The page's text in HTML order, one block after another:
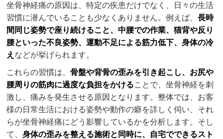
坐骨神経痛の原因は、特定の疾患だけでなく、日々の生活
習慣に潜んでいることも少なくありません。例えば、長時
間同じ姿勢で座り続けること、中腰での作業、猫背や反り
腰といった不良姿勢、運動不足による筋力低下、身体の冷
え などが挙げられます。
これらの習慣は、骨盤や背骨の歪みを引き起こし、お尻や
腰周りの筋肉に過度な負担をかけることで、坐骨神経を刺
激し、痛みを発生させる原因となります。整体では、お客
様の日常生活における姿勢や動作の癖を詳しく伺い、それ
らが坐骨神経痛にどう影響しているかを分析します。そし
て、身体の歪みを整える施術と同時に、自宅でできるスト